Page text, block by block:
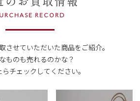
RECORD
させていただいた商品をご紹介。
ものも売れるのかな？
らチェックしてください。